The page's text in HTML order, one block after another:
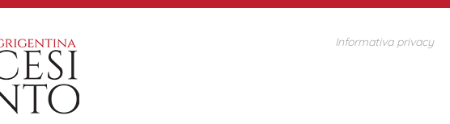
Informativa privacy